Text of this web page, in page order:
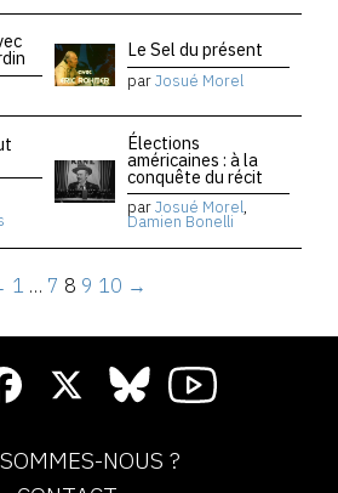
Le Sel du présent
parJosué Morel
Élections
américaines : à la
conquête du récit
parJosué Morel,
Damien Bonelli
1 … 7 8 9 10 →
NOUS ?